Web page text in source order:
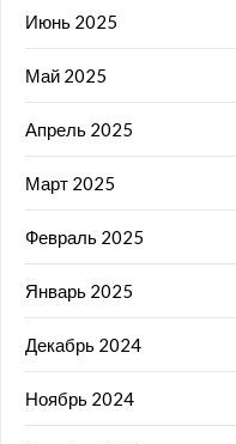
Июнь 2025
Май 2025
Апрель 2025
Март 2025
Февраль 2025
Январь 2025
Декабрь 2024
Ноябрь 2024